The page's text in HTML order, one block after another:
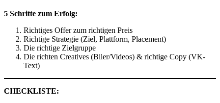
5 Schritte zum Erfolg:
Richtiges Offer zum richtigen Preis
Richtige Strategie (Ziel, Plattform, Placement)
Die richtige Zielgruppe
Die richten Creatives (Biler/Videos) & richtige Copy (VK-
Text)
CHECKLISTE: